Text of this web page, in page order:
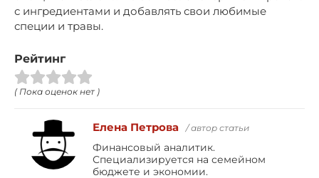
с ингредиентами и добавлять свои любимые
специи и травы.
Рейтинг
( Пока оценок нет )
Елена Петрова / автор статьи
Финансовый аналитик.
Специализируется на семейном
бюджете и экономии.